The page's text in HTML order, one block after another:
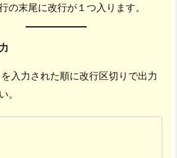
の末尾に改行が１つ入ります。
入力された順に改行区切りで出力
。